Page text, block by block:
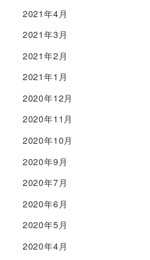
2021年4月
2021年3月
2021年2月
2021年1月
2020年12月
2020年11月
2020年10月
2020年9月
2020年7月
2020年6月
2020年5月
2020年4月